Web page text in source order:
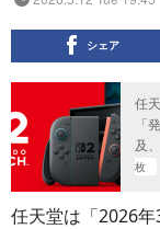
シェア
任
「
及
枚
任天堂は「2026